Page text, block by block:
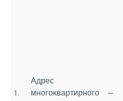
1.
Адрес
многоквартирного
—